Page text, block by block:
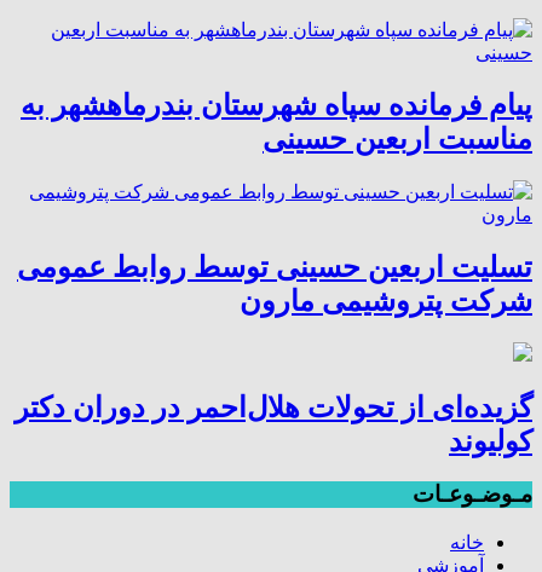
پیام فرمانده سپاه شهرستان بندرماهشهر به
مناسبت اربعین حسینی
تسلیت اربعین حسینی توسط روابط عمومی
شرکت پتروشیمی مارون
گزیده‌ای از تحولات هلال‌احمر در دوران دکتر
کولیوند
مـوضـوعـات
خانه
آموزشی